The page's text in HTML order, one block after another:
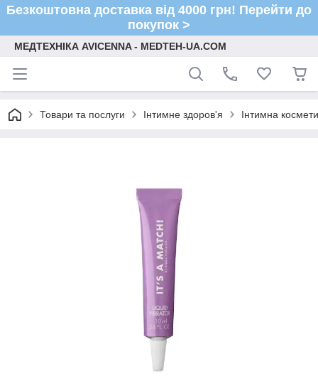
Безкоштовна доставка від 4000 грн! Перейти до
покупок >
МЕДТЕХНІКА AVICENNA - MEDTEH-UA.COM
Товари та послуги Інтимне здоров'я Інтимна